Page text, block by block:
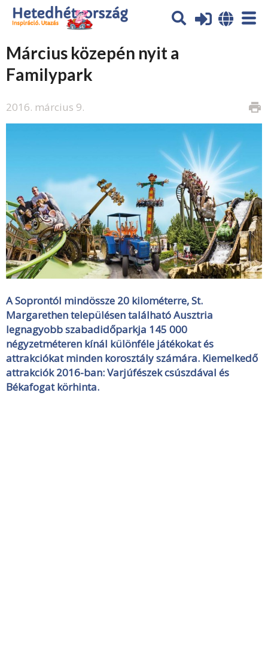
Március közepén nyit a
Familypark
2016. március 9. print
A Soprontól mindössze 20 kilométerre, St.
Margarethen településen található Ausztria
legnagyobb szabadidőparkja 145 000
négyzetméteren kínál különféle játékokat és
attrakciókat minden korosztály számára. Kiemelkedő
attrakciók 2016-ban: Varjúfészek csúszdával és
Békafogat körhinta.